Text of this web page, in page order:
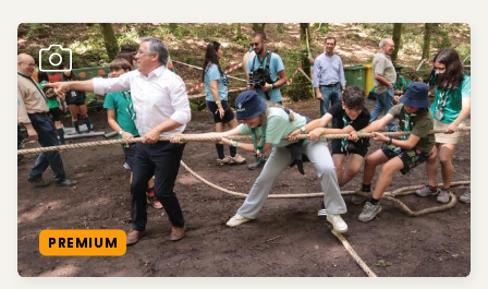
PREMIUM